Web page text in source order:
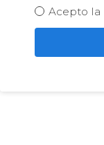
Acepto la